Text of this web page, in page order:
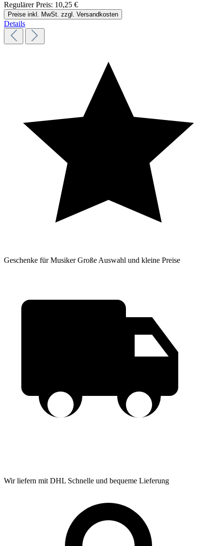
Regulärer Preis: 10,25 €
Preise inkl. MwSt. zzgl. Versandkosten
Details
Geschenke für Musiker Große Auswahl und kleine Preise
Wir liefern mit DHL Schnelle und bequeme Lieferung